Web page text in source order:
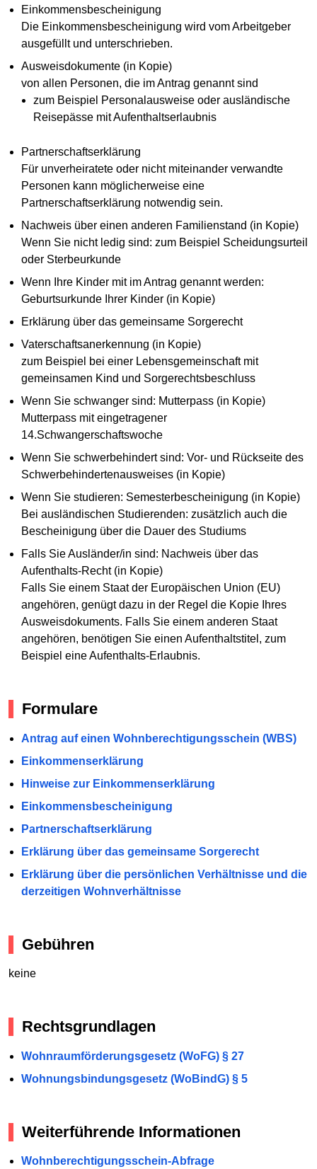
Einkommensbescheinigung
Die Einkommensbescheinigung wird vom Arbeitgeber
ausgefüllt und unterschrieben.
Ausweisdokumente (in Kopie)
von allen Personen, die im Antrag genannt sind
zum Beispiel Personalausweise oder ausländische
Reisepässe mit Aufenthaltserlaubnis
Partnerschaftserklärung
Für unverheiratete oder nicht miteinander verwandte
Personen kann möglicherweise eine
Partnerschaftserklärung notwendig sein.
Nachweis über einen anderen Familienstand (in Kopie)
Wenn Sie nicht ledig sind: zum Beispiel Scheidungsurteil
oder Sterbeurkunde
Wenn Ihre Kinder mit im Antrag genannt werden:
Geburtsurkunde Ihrer Kinder (in Kopie)
Erklärung über das gemeinsame Sorgerecht
Vaterschaftsanerkennung (in Kopie)
zum Beispiel bei einer Lebensgemeinschaft mit
gemeinsamen Kind und Sorgerechtsbeschluss
Wenn Sie schwanger sind: Mutterpass (in Kopie)
Mutterpass mit eingetragener
14.Schwangerschaftswoche
Wenn Sie schwerbehindert sind: Vor- und Rückseite des
Schwerbehindertenausweises (in Kopie)
Wenn Sie studieren: Semesterbescheinigung (in Kopie)
Bei ausländischen Studierenden: zusätzlich auch die
Bescheinigung über die Dauer des Studiums
Falls Sie Ausländer/in sind: Nachweis über das
Aufenthalts-Recht (in Kopie)
Falls Sie einem Staat der Europäischen Union (EU)
angehören, genügt dazu in der Regel die Kopie Ihres
Ausweisdokuments. Falls Sie einem anderen Staat
angehören, benötigen Sie einen Aufenthaltstitel, zum
Beispiel eine Aufenthalts-Erlaubnis.
Formulare
Antrag auf einen Wohnberechtigungsschein (WBS)
Einkommenserklärung
Hinweise zur Einkommenserklärung
Einkommensbescheinigung
Partnerschaftserklärung
Erklärung über das gemeinsame Sorgerecht
Erklärung über die persönlichen Verhältnisse und die
derzeitigen Wohnverhältnisse
Gebühren
keine
Rechtsgrundlagen
Wohnraumförderungsgesetz (WoFG) § 27
Wohnungsbindungsgesetz (WoBindG) § 5
Weiterführende Informationen
Wohnberechtigungsschein-Abfrage